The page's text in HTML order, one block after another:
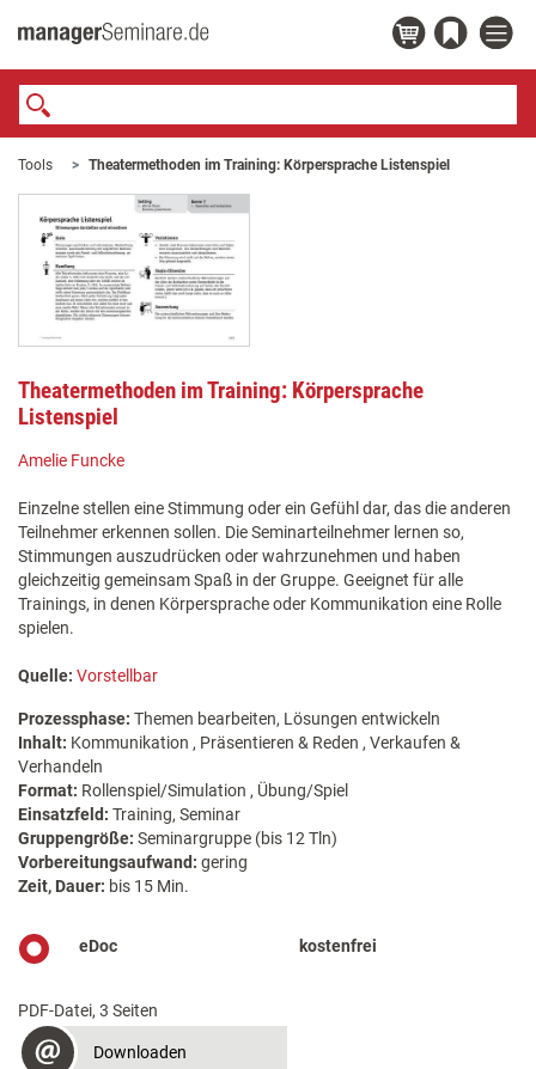
Tools Theatermethoden im Training: Körpersprache Listenspiel
Theatermethoden im Training: Körpersprache
Listenspiel
Amelie Funcke
Einzelne stellen eine Stimmung oder ein Gefühl dar, das die anderen
Teilnehmer erkennen sollen. Die Seminarteilnehmer lernen so,
Stimmungen auszudrücken oder wahrzunehmen und haben
gleichzeitig gemeinsam Spaß in der Gruppe. Geeignet für alle
Trainings, in denen Körpersprache oder Kommunikation eine Rolle
spielen.
Quelle: Vorstellbar
Prozessphase: Themen bearbeiten, Lösungen entwickeln
Inhalt: Kommunikation , Präsentieren & Reden , Verkaufen &
Verhandeln
Format: Rollenspiel/Simulation , Übung/Spiel
Einsatzfeld: Training, Seminar
Gruppengröße: Seminargruppe (bis 12 Tln)
Vorbereitungsaufwand: gering
Zeit, Dauer: bis 15 Min.
eDoc kostenfrei
PDF-Datei, 3 Seiten
Downloaden